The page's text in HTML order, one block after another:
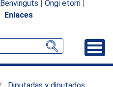
Benvinguts | Ongi etorri |
Enlaces
Diputadas y diputados